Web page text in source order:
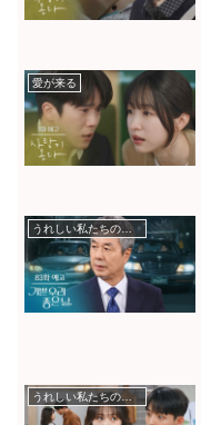
愛が来る
うれしい私たちの良い日
うれしい私たちの良い日